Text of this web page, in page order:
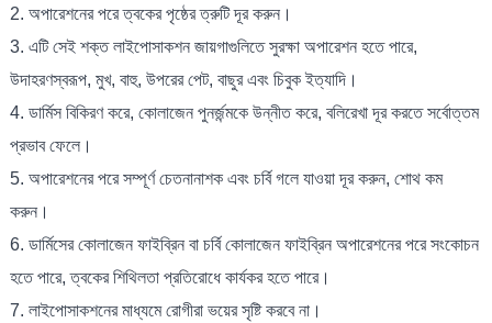
2. অপারেশনের পরে ত্বকের পৃষ্ঠের ত্রুটি দূর করুন।
3. এটি সেই শক্ত লাইপোসাকশন জায়গাগুলিতে সুরক্ষা অপারেশন হতে পারে,
উদাহরণস্বরূপ, মুখ, বাহু, উপরের পেট, বাছুর এবং চিবুক ইত্যাদি।
4. ডার্মিস বিকিরণ করে, কোলাজেন পুনর্জন্মকে উন্নীত করে, বলিরেখা দূর করতে সর্বোত্তম
প্রভাব ফেলে।
5. অপারেশনের পরে সম্পূর্ণ চেতনানাশক এবং চর্বি গলে যাওয়া দূর করুন, শোথ কম
করুন।
6. ডার্মিসের কোলাজেন ফাইব্রিন বা চর্বি কোলাজেন ফাইব্রিন অপারেশনের পরে সংকোচন
হতে পারে, ত্বকের শিথিলতা প্রতিরোধে কার্যকর হতে পারে।
7. লাইপোসাকশনের মাধ্যমে রোগীরা ভয়ের সৃষ্টি করবে না।